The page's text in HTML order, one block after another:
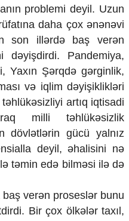
problemi deyil. Uzun
daha çox ənənəvi
son illərdə baş verən
dəyişdirdi. Pandemiya,
Yaxın Şərqdə gərginlik,
və iqlim dəyişiklikləri
artıq iqtisadi
milli təhlükəsizlik
dövlətlərin gücü yalnız
deyil, əhalisini nə
təmin edə bilməsi ilə də
verən proseslər bunu
Bir çox ölkələr taxıl,